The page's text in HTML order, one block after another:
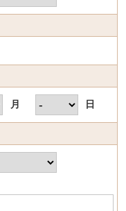
月 日